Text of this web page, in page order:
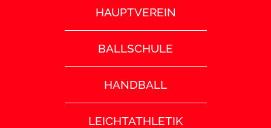
HAUPTVEREIN
BALLSCHULE
HANDBALL
LEICHTATHLETIK